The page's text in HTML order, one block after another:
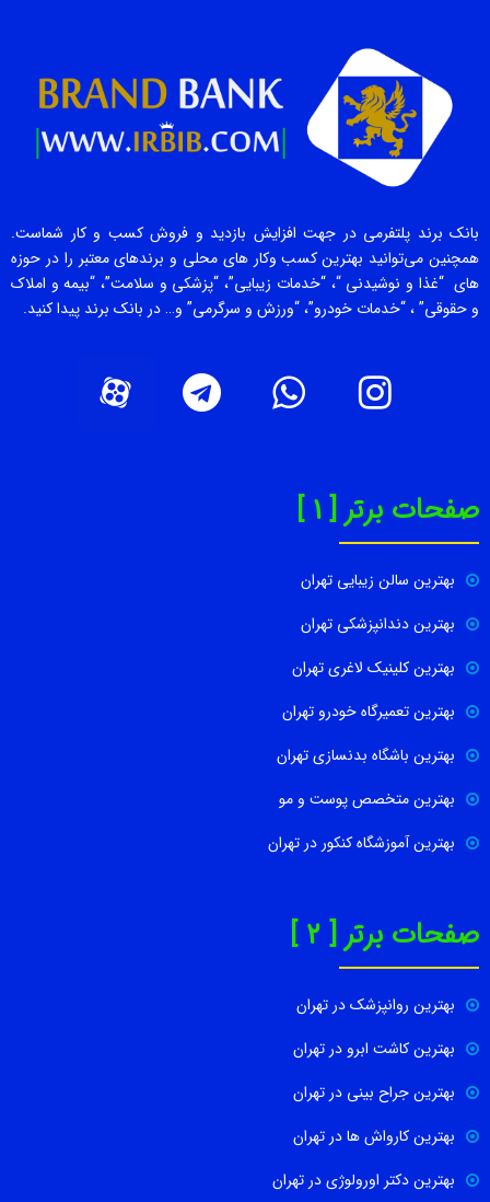
بانک برند پلتفرمی در جهت افزایش بازدید و فروش کسب و کار شماست.
همچنین می‌توانید بهترین کسب وکار های محلی و برندهای معتبر را در حوزه
های “غذا و نوشیدنی “، “خدمات زیبایی”، “پزشکی و سلامت”، “بیمه و املاک
و حقوقی” ، “خدمات خودرو”، “ورزش و سرگرمی” و… در بانک برند پیدا کنید.
صفحات برتر [ 1 ]
بهترین سالن زیبایی تهران
بهترین دندانپزشکی تهران
بهترین کلینیک لاغری تهران
بهترین تعمیرگاه خودرو تهران
بهترین باشگاه بدنسازی تهران
بهترین متخصص پوست و مو
بهترین آموزشگاه کنکور در تهران
صفحات برتر [ 2 ]
بهترین روانپزشک در تهران
بهترین کاشت ابرو در تهران
بهترین جراح بینی در تهران
بهترین کارواش ها در تهران
بهترین دکتر اورولوژی در تهران